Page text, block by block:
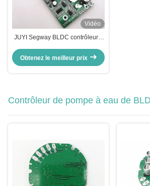
Vidéo
JUYI Segway BLDC contrôleur à
Obtenez le meilleur prix
Contrôleur de pompe à eau de